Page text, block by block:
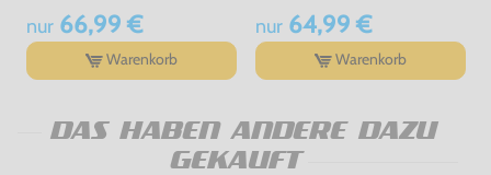
nur66,99 €
Warenkorb
nur64,99 €
Warenkorb
DAS HABEN ANDERE DAZU
GEKAUFT